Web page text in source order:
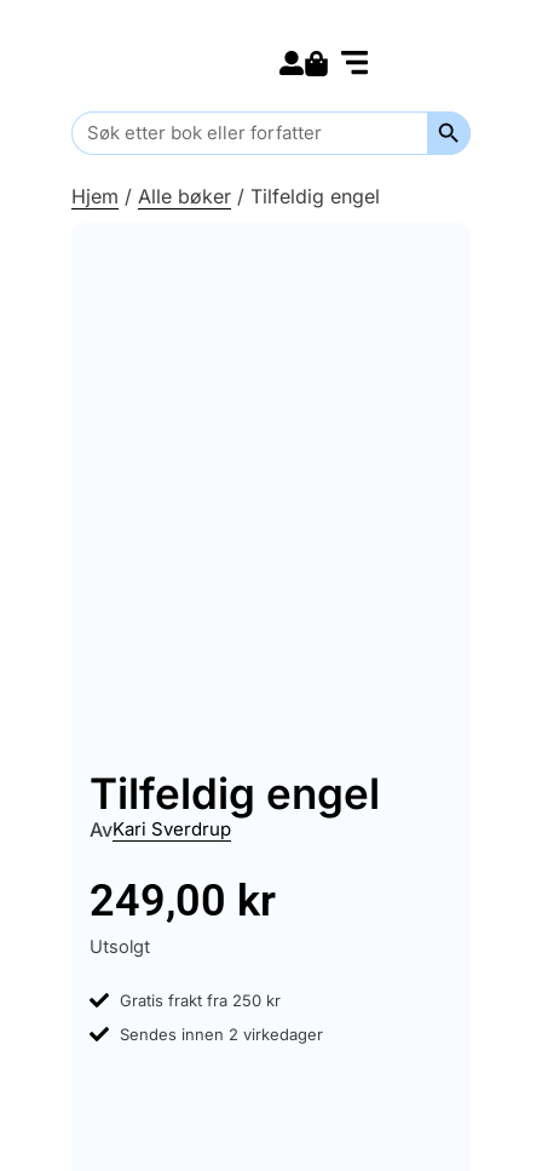
Search
for:
Search
Hjem / Alle bøker / Tilfeldig engel
Tilfeldig engel
AvKari Sverdrup
249,00 kr
Utsolgt
Gratis frakt fra 250 kr
Sendes innen 2 virkedager